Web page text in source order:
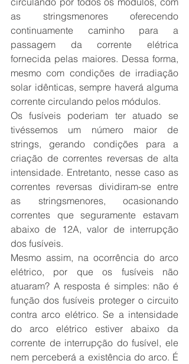
as stringsmenores oferecendo
continuamente caminho para a
passagem da corrente elétrica
fornecida pelas maiores. Dessa forma,
mesmo com condições de irradiação
solar idênticas, sempre haverá alguma
corrente circulando pelos módulos.
Os fusíveis poderiam ter atuado se
tivéssemos um número maior de
strings, gerando condições para a
criação de correntes reversas de alta
intensidade. Entretanto, nesse caso as
correntes reversas dividiram-se entre
as stringsmenores, ocasionando
correntes que seguramente estavam
abaixo de 12A, valor de interrupção
dos fusíveis.
Mesmo assim, na ocorrência do arco
elétrico, por que os fusíveis não
atuaram? A resposta é simples: não é
função dos fusíveis proteger o circuito
contra arco elétrico. Se a intensidade
do arco elétrico estiver abaixo da
corrente de interrupção do fusível, ele
nem perceberá a existência do arco. É